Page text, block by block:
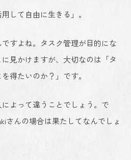
して自由に生きる」。
すよね。タスク管理が目的にな
見かけますが、大切なのは「タ
得たいのか？」です。
よって違うことでしょう。で
さんの場合は果たしてなんでしょ